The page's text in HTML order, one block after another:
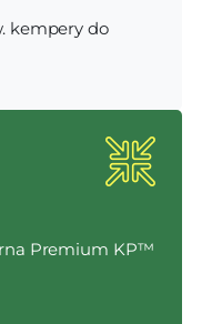
kempery do
Premium KP™